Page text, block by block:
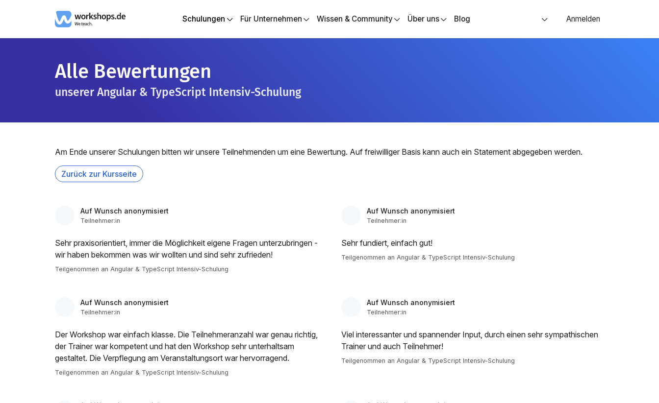
Schulungen Für Unternehmen Wissen & Community Über uns Blog Anmelden
Alle Bewertungen
unserer Angular & TypeScript Intensiv-Schulung
Am Ende unserer Schulungen bitten wir unsere Teilnehmenden um eine Bewertung. Auf freiwilliger Basis kann auch ein Statement abgegeben werden.
Zurück zur Kursseite
Auf Wunsch anonymisiert
Teilnehmer:in
Sehr praxisorientiert, immer die Möglichkeit eigene Fragen unterzubringen -
wir haben bekommen was wir wollten und sind sehr zufrieden!
Teilgenommen an Angular & TypeScript Intensiv-Schulung
Auf Wunsch anonymisiert
Teilnehmer:in
Sehr fundiert, einfach gut!
Teilgenommen an Angular & TypeScript Intensiv-Schulung
Auf Wunsch anonymisiert
Teilnehmer:in
Der Workshop war einfach klasse. Die Teilnehmeranzahl war genau richtig,
der Trainer war kompetent und hat den Workshop sehr unterhaltsam
gestaltet. Die Verpflegung am Veranstaltungsort war hervorragend.
Teilgenommen an Angular & TypeScript Intensiv-Schulung
Auf Wunsch anonymisiert
Teilnehmer:in
Viel interessanter und spannender Input, durch einen sehr sympathischen
Trainer und auch Teilnehmer!
Teilgenommen an Angular & TypeScript Intensiv-Schulung